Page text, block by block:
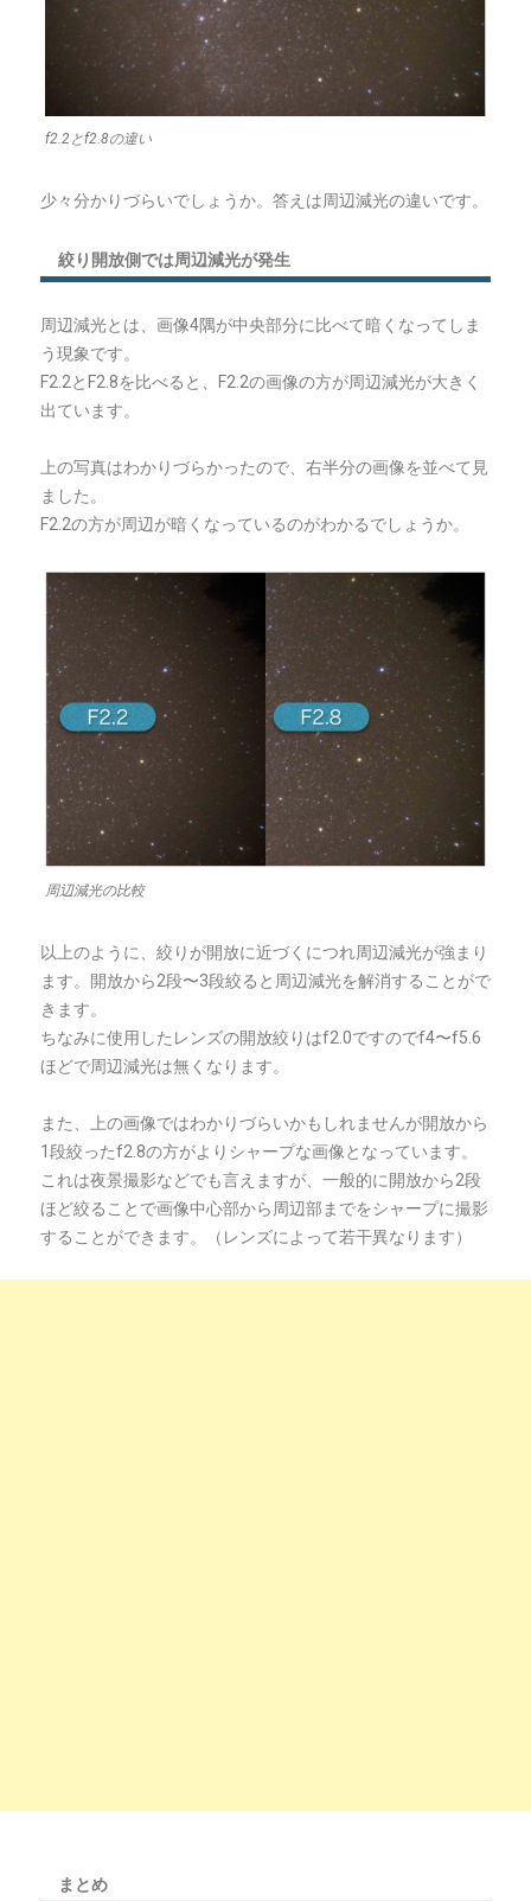
f2.2とf2.8の違い
少々分かりづらいでしょうか。答えは周辺減光の違いです。
絞り開放側では周辺減光が発生
周辺減光とは、画像4隅が中央部分に比べて暗くなってしま
う現象です。
F2.2とF2.8を比べると、F2.2の画像の方が周辺減光が大きく
出ています。
上の写真はわかりづらかったので、右半分の画像を並べて見
ました。
F2.2の方が周辺が暗くなっているのがわかるでしょうか。
周辺減光の比較
以上のように、絞りが開放に近づくにつれ周辺減光が強まり
ます。開放から2段〜3段絞ると周辺減光を解消することがで
きます。
ちなみに使用したレンズの開放絞りはf2.0ですのでf4〜f5.6
ほどで周辺減光は無くなります。
また、上の画像ではわかりづらいかもしれませんが開放から
1段絞ったf2.8の方がよりシャープな画像となっています。
これは夜景撮影などでも言えますが、一般的に開放から2段
ほど絞ることで画像中心部から周辺部までをシャープに撮影
することができます。（レンズによって若干異なります）
まとめ